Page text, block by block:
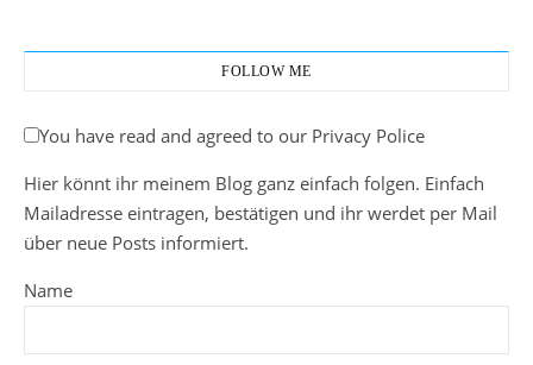
FOLLOW ME
You have read and agreed to our Privacy Police
Hier könnt ihr meinem Blog ganz einfach folgen. Einfach
Mailadresse eintragen, bestätigen und ihr werdet per Mail
über neue Posts informiert.
Name